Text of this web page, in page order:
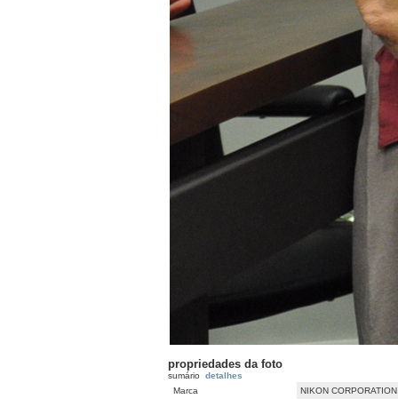
propriedades da foto
sumário detalhes
Marca
NIKON CORPORATION